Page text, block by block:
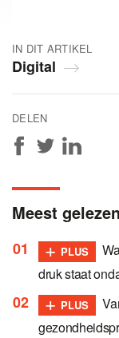
IN DIT ARTIKEL
Digital
DELEN
Meest gelezen
+ PLUS
druk staat
+ PLUS